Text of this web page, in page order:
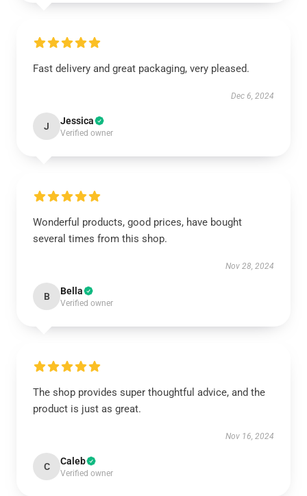
Fast delivery and great packaging, very pleased.
Dec 6, 2024
J Jessica
Verified owner
Wonderful products, good prices, have bought
several times from this shop.
Nov 28, 2024
B Bella
Verified owner
The shop provides super thoughtful advice, and the
product is just as great.
Nov 16, 2024
C Caleb
Verified owner